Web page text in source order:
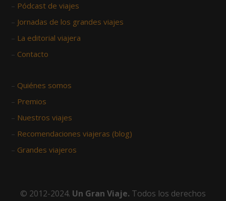
– Pódcast de viajes
– Jornadas de los grandes viajes
– La editorial viajera
– Contacto
– Quiénes somos
– Premios
– Nuestros viajes
– Recomendaciones viajeras (blog)
– Grandes viajeros
© 2012-2024. Un Gran Viaje. Todos los derechos